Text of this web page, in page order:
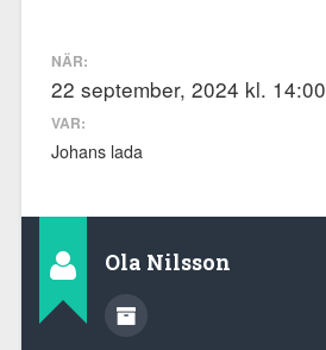
NÄR:
22 september, 2024 kl. 14:00
VAR:
Johans lada
Ola Nilsson